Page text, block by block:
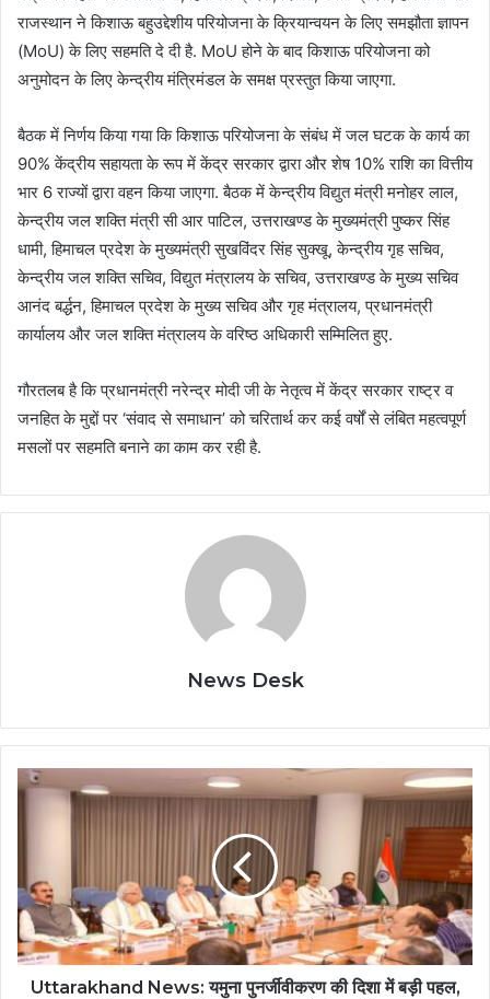
राजस्थान ने किशाऊ बहुउद्देशीय परियोजना के क्रियान्वयन के लिए समझौता ज्ञापन
(MoU) के लिए सहमति दे दी है. MoU होने के बाद किशाऊ परियोजना को
अनुमोदन के लिए केन्द्रीय मंत्रिमंडल के समक्ष प्रस्तुत किया जाएगा.
बैठक में निर्णय किया गया कि किशाऊ परियोजना के संबंध में जल घटक के कार्य का
90% केंद्रीय सहायता के रूप में केंद्र सरकार द्वारा और शेष 10% राशि का वित्तीय
भार 6 राज्यों द्वारा वहन किया जाएगा. बैठक में केन्द्रीय विद्युत मंत्री मनोहर लाल,
केन्द्रीय जल शक्ति मंत्री सी आर पाटिल, उत्तराखण्ड के मुख्यमंत्री पुष्कर सिंह
धामी, हिमाचल प्रदेश के मुख्यमंत्री सुखविंदर सिंह सुक्खू, केन्द्रीय गृह सचिव,
केन्द्रीय जल शक्ति सचिव, विद्युत मंत्रालय के सचिव, उत्तराखण्ड के मुख्य सचिव
आनंद बर्द्धन, हिमाचल प्रदेश के मुख्य सचिव और गृह मंत्रालय, प्रधानमंत्री
कार्यालय और जल शक्ति मंत्रालय के वरिष्ठ अधिकारी सम्मिलित हुए.
गौरतलब है कि प्रधानमंत्री नरेन्द्र मोदी जी के नेतृत्व में केंद्र सरकार राष्ट्र व
जनहित के मुद्दों पर ‘संवाद से समाधान’ को चरितार्थ कर कई वर्षों से लंबित महत्वपूर्ण
मसलों पर सहमति बनाने का काम कर रही है.
News Desk
Uttarakhand News: यमुना पुनर्जीवीकरण की दिशा में बड़ी पहल,